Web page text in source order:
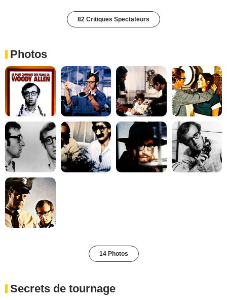
82 Critiques Spectateurs
Photos
14 Photos
Secrets de tournage